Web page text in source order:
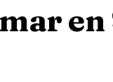
en